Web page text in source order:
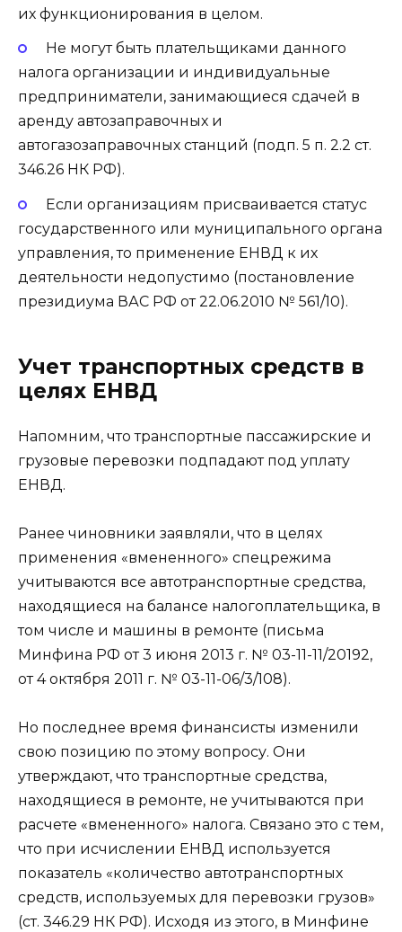
их функционирования в целом.
Не могут быть плательщиками данного
налога организации и индивидуальные
предприниматели, занимающиеся сдачей в
аренду автозаправочных и
автогазозаправочных станций (подп. 5 п. 2.2 ст.
346.26 НК РФ).
Если организациям присваивается статус
государственного или муниципального органа
управления, то применение ЕНВД к их
деятельности недопустимо (постановление
президиума ВАС РФ от 22.06.2010 № 561/10).
Учет транспортных средств в
целях ЕНВД
Напомним, что транспортные пассажирские и
грузовые перевозки подпадают под уплату
ЕНВД.
Ранее чиновники заявляли, что в целях
применения «вмененного» спецрежима
учитываются все автотранспортные средства,
находящиеся на балансе налогоплательщика, в
том числе и машины в ремонте (письма
Минфина РФ от 3 июня 2013 г. № 03-11-11/20192,
от 4 октября 2011 г. № 03-11-06/3/108).
Но последнее время финансисты изменили
свою позицию по этому вопросу. Они
утверждают, что транспортные средства,
находящиеся в ремонте, не учитываются при
расчете «вмененного» налога. Связано это с тем,
что при исчислении ЕНВД используется
показатель «количество автотранспортных
средств, используемых для перевозки грузов»
(ст. 346.29 НК РФ). Исходя из этого, в Минфине